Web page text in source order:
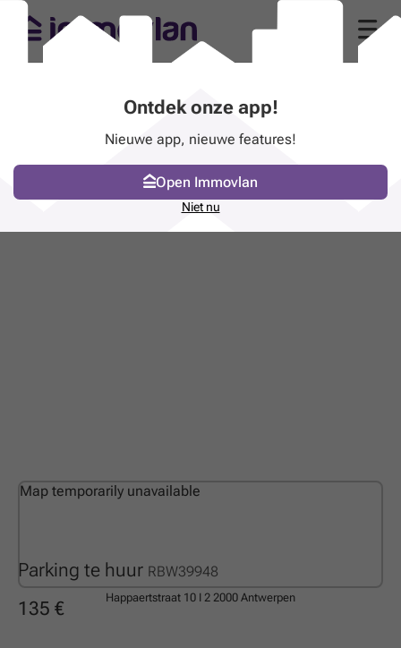
Parking te huur RBW39948
135 €
Map temporarily unavailable
Happaertstraat 10 I 2 2000 Antwerpen
Ontdek onze app!
Nieuwe app, nieuwe features!
Open Immovlan
Niet nu